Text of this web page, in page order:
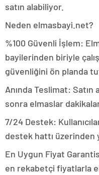
satın alabiliyor.
Neden elmasbayi.net?
%100 Güvenli İşlem:
bayilerinden biriyle
güvenliğini ön planda
Anında Teslimat:
sonra elmaslar
7/24 Destek:
destek hattı üzerinden
En Uygun Fiyat
en rekabetçi fiyatlarla